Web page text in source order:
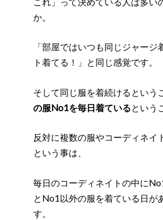
か。
「部屋ではいつも同じジャージ
ト着てる！」と同じ感覚です。
そして同じ服を着続けるという
の服No1を毎日着ているという
反対に複数の服やコーディネイ
という事は、
毎日のコーディネイトの中に
とNo1以外の服を着ている日が
す。